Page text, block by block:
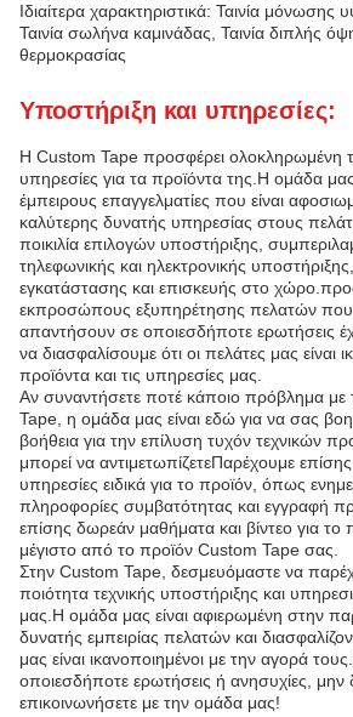
Ιδιαίτερα χαρακτηριστικά: Ταινία μόνωσης
Ταινία σωλήνα καμινάδας, Ταινία διπλής
θερμοκρασίας
Υποστήριξη και υπηρεσίες:
Η Custom Tape προσφέρει ολοκληρωμένη
υπηρεσίες για τα προϊόντα της.Η ομάδα
έμπειρους επαγγελματίες που είναι
καλύτερης δυνατής υπηρεσίας στους
ποικιλία επιλογών υποστήριξης,
τηλεφωνικής και ηλεκτρονικής
εγκατάστασης και επισκευής στο
εκπροσώπους εξυπηρέτησης πελατών που
απαντήσουν σε οποιεσδήποτε ερωτήσεις
να διασφαλίσουμε ότι οι πελάτες μας είναι
προϊόντα και τις υπηρεσίες μας.
Αν συναντήσετε ποτέ κάποιο πρόβλημα με
Tape, η ομάδα μας είναι εδώ για να σας
βοήθεια για την επίλυση τυχόν τεχνικών
μπορεί να αντιμετωπίζετεΠαρέχουμε
υπηρεσίες ειδικά για το προϊόν, όπως
πληροφορίες συμβατότητας και εγγραφή
επίσης δωρεάν μαθήματα και βίντεο για
μέγιστο από το προϊόν Custom Tape σας.
Στην Custom Tape, δεσμευόμαστε να
ποιότητα τεχνικής υποστήριξης και
μας.Η ομάδα μας είναι αφιερωμένη στην
δυνατής εμπειρίας πελατών και
μας είναι ικανοποιημένοι με την αγορά
οποιεσδήποτε ερωτήσεις ή ανησυχίες, μην
επικοινωνήσετε με την ομάδα μας!